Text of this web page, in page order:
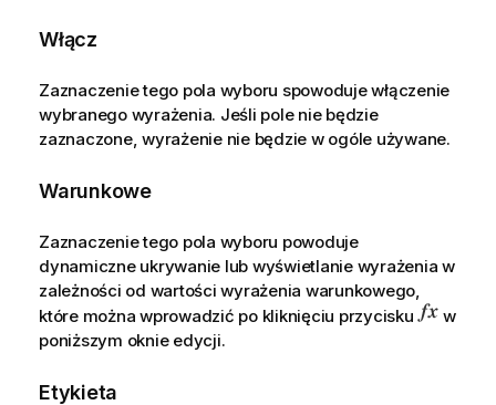
Włącz
Zaznaczenie tego pola wyboru spowoduje włączenie
wybranego wyrażenia. Jeśli pole nie będzie
zaznaczone, wyrażenie nie będzie w ogóle używane.
Warunkowe
Zaznaczenie tego pola wyboru powoduje
dynamiczne ukrywanie lub wyświetlanie wyrażenia w
zależności od wartości wyrażenia warunkowego,
które można wprowadzić po kliknięciu przycisku
w
poniższym oknie edycji.
Etykieta